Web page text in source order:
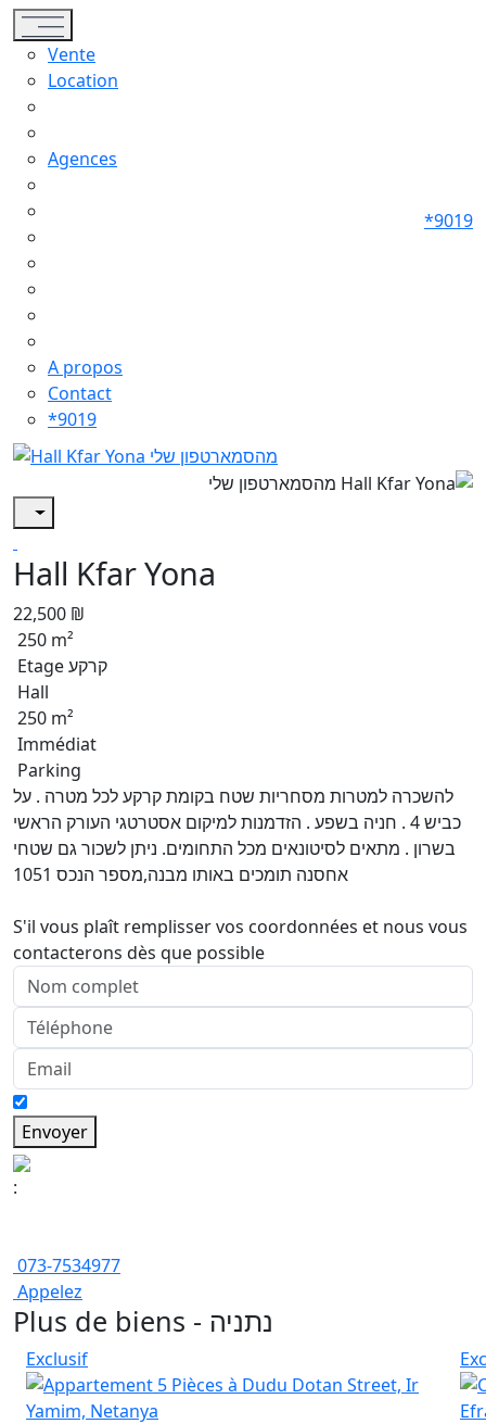
Toggle navigation
Vente
Location
Agences
A propos
Contact
*9019
*9019
Hall Kfar Yona
22,500 ₪
250 m²
Etage קרקע
Hall
250 m²
Immédiat
Parking
להשכרה למטרות מסחריות שטח בקומת קרקע לכל מטרה . על
כביש 4 . חניה בשפע . הזדמנות למיקום אסטרטגי העורק הראשי
בשרון . מתאים לסיטונאים מכל התחומים. ניתן לשכור גם שטחי
אחסנה תומכים באותו מבנה,מספר הנכס 1051
S'il vous plaît remplisser vos coordonnées et nous vous
contacterons dès que possible
Envoyer
:
073-7534977
Appelez
Plus de biens - נתניה
Exclusif